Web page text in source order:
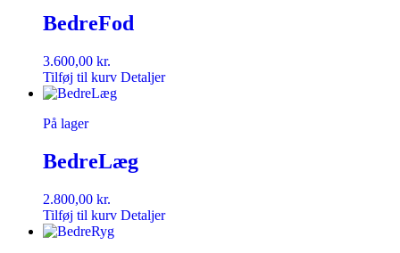
BedreFod
3.600,00 kr.
Tilføj til kurv Detaljer
På lager
BedreLæg
2.800,00 kr.
Tilføj til kurv Detaljer